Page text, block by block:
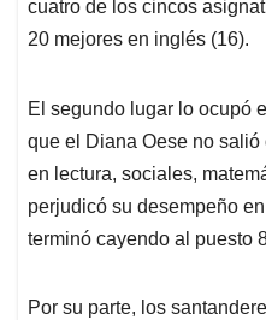
cuatro de los cincos
20 mejores en inglés (16).
El segundo lugar lo ocupó el
que el Diana Oese no
en lectura, sociales,
perjudicó su desempeño
terminó cayendo al puesto
Por su parte, los